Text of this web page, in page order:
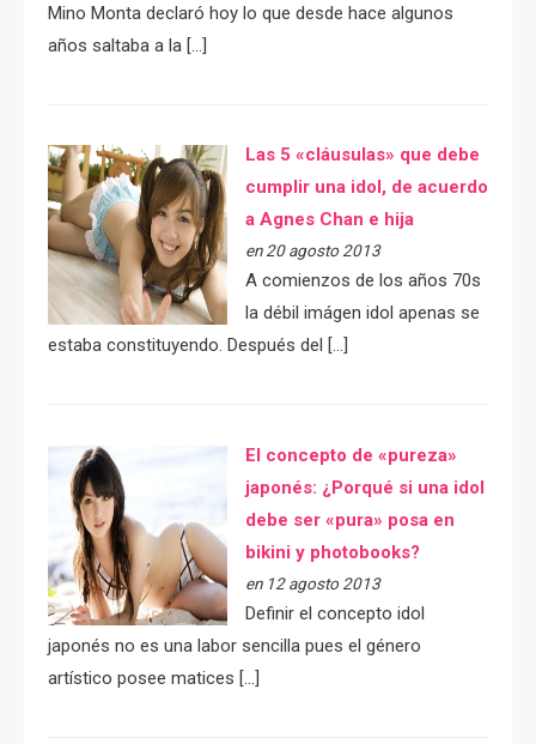
Mino Monta declaró hoy lo que desde hace algunos
años saltaba a la […]
Las 5 «cláusulas» que debe
cumplir una idol, de acuerdo
a Agnes Chan e hija
en 20 agosto 2013
A comienzos de los años 70s
la débil imágen idol apenas se
estaba constituyendo. Después del […]
El concepto de «pureza»
japonés: ¿Porqué si una idol
debe ser «pura» posa en
bikini y photobooks?
en 12 agosto 2013
Definir el concepto idol
japonés no es una labor sencilla pues el género
artístico posee matices […]